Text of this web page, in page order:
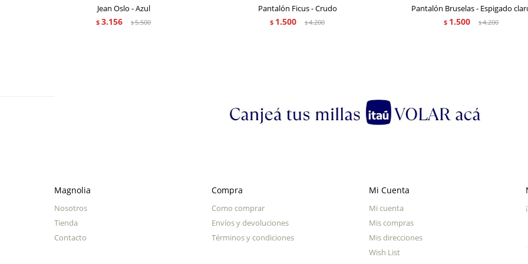
Jean Oslo - Azul
$ 3.156 $5.500
Pantalón Ficus - Crudo
$ 1.500 $4.200
Pantalón Bruselas - Espigado
$ 1.500 $4.200
Magnolia
Nosotros
Tienda
Contacto
Compra
Como comprar
Envíos y devoluciones
Términos y condiciones
Mi Cuenta
Mi cuenta
Mis compras
Mis direcciones
Wish List